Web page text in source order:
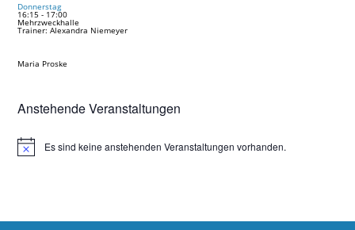
Donnerstag
16:15 - 17:00
Mehrzweckhalle
Trainer: Alexandra Niemeyer
Maria Proske
Anstehende Veranstaltungen
H
Es sind keine anstehenden Veranstaltungen vorhanden.